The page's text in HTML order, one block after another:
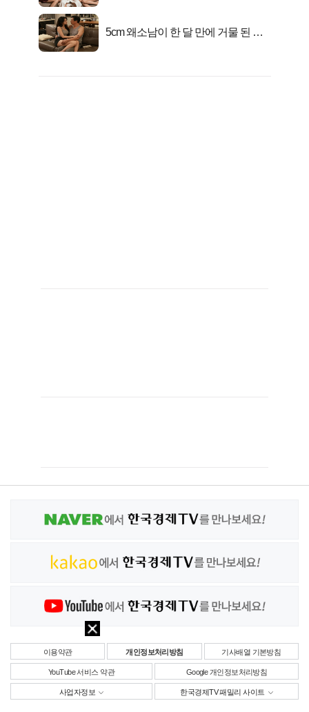
5cm 왜소남이 한 달 만에 거물 된 사
이용약관 개인정보처리방침 기사배열 기본방침
YouTube 서비스 약관 Google 개인정보처리방침
사업자정보 한국경제TV 패밀리 사이트